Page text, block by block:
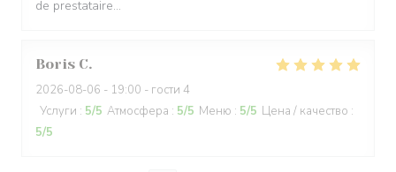
de prestataire…
Boris C
2026-08-06 - 19:00 - гости 4
Услуги : 5/5 Атмосфера : 5/5 Меню : 5/5 Цена / качество :
5/5